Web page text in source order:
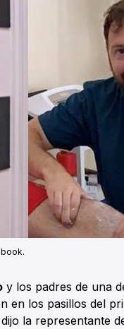
y los padres de una
en los pasillos del
dijo la representante